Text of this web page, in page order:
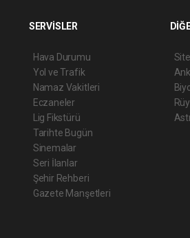
SERVİSLER
Hava Durumu
Yol ve Trafik
Namaz Vakitleri
Eczaneler
Lig Fikstürü
Tarihte Bugün
Sinemalar
Seri İlanlar
Şehir Rehberi
Gazete Manşetleri